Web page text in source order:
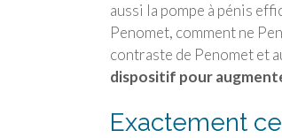
aussi la pompe à pénis
Penomet, comment ne
contraste de Penomet et
dispositif pour
Exactement